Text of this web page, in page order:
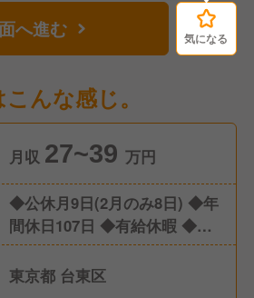
へ進む 気になる
んな感じ。
月収 27~39 万円
◆公休月9日(2月のみ8日) ◆年
間休日107日 ◆有給休暇 ◆産
休/育休 ◆介護休暇
東京都 台東区
気になる